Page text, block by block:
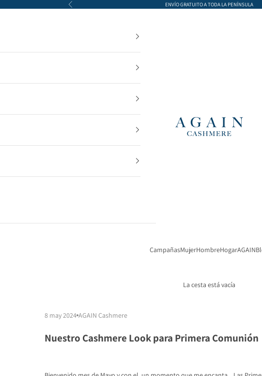
Anterior ENVÍO GRATUITO A TODA LA PENÍNSULA
AGAIN Cashmere
CampañasMujerHombreHogarAGAIN
La cesta está vacía
8 may 2024 AGAIN Cashmere
Nuestro Cashmere Look para Primera Comunión